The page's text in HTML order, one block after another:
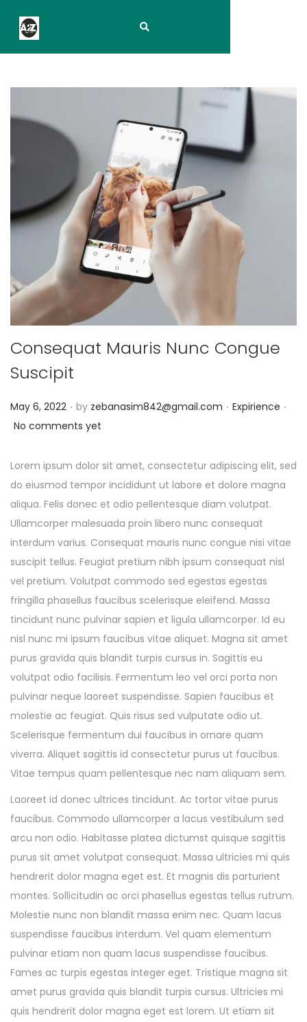
Consequat Mauris Nunc Congue
Suscipit
Posted on
May 6, 2022 . by zebanasim842@gmail.com . Posted in
Expirience .
No comments yet
Lorem ipsum dolor sit amet, consectetur adipiscing elit, sed
do eiusmod tempor incididunt ut labore et dolore magna
aliqua. Felis donec et odio pellentesque diam volutpat.
Ullamcorper malesuada proin libero nunc consequat
interdum varius. Consequat mauris nunc congue nisi vitae
suscipit tellus. Feugiat pretium nibh ipsum consequat nisl
vel pretium. Volutpat commodo sed egestas egestas
fringilla phasellus faucibus scelerisque eleifend. Massa
tincidunt nunc pulvinar sapien et ligula ullamcorper. Id eu
nisl nunc mi ipsum faucibus vitae aliquet. Magna sit amet
purus gravida quis blandit turpis cursus in. Sagittis eu
volutpat odio facilisis. Fermentum leo vel orci porta non
pulvinar neque laoreet suspendisse. Sapien faucibus et
molestie ac feugiat. Quis risus sed vulputate odio ut.
Scelerisque fermentum dui faucibus in ornare quam
viverra. Aliquet sagittis id consectetur purus ut faucibus.
Vitae tempus quam pellentesque nec nam aliquam sem.
Laoreet id donec ultrices tincidunt. Ac tortor vitae purus
faucibus. Commodo ullamcorper a lacus vestibulum sed
arcu non odio. Habitasse platea dictumst quisque sagittis
purus sit amet volutpat consequat. Massa ultricies mi quis
hendrerit dolor magna eget est. Et magnis dis parturient
montes. Sollicitudin ac orci phasellus egestas tellus rutrum.
Molestie nunc non blandit massa enim nec. Quam lacus
suspendisse faucibus interdum. Vel quam elementum
pulvinar etiam non quam lacus suspendisse faucibus.
Fames ac turpis egestas integer eget. Tristique magna sit
amet purus gravida quis blandit turpis cursus. Ultricies mi
quis hendrerit dolor magna eget est lorem. Ut etiam sit